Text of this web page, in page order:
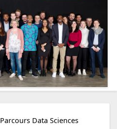
Parcours Data Sciences